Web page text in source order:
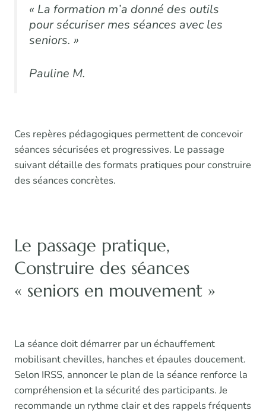
« La formation m’a donné des outils
pour sécuriser mes séances avec les
seniors. »
Pauline M.
Ces repères pédagogiques permettent de concevoir
séances sécurisées et progressives. Le passage
suivant détaille des formats pratiques pour construire
des séances concrètes.
Le passage pratique,
Construire des séances
« seniors en mouvement »
La séance doit démarrer par un échauffement
mobilisant chevilles, hanches et épaules doucement.
Selon IRSS, annoncer le plan de la séance renforce la
compréhension et la sécurité des participants. Je
recommande un rythme clair et des rappels fréquents